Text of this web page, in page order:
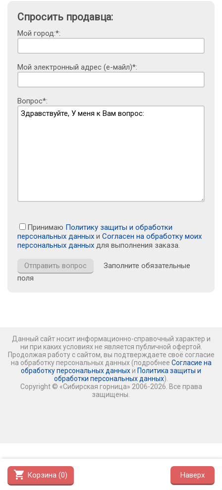
shopping_cart Корзина (0) Наверх
Спросить продавца:
Мой город:*:
Мой электронный адрес (е-майл)*:
Вопрос*:
Принимаю Политику защиты и обработки
персональных данных и Согласен на обработку моих
персональных данных для выполнения заказа.
Заполните обязательные
поля
Данный сайт носит информационно-справочный характер и
ни при каких условиях не является публичной офертой.
Продолжая работу с сайтом, вы подтверждаете своё согласие
на обработку персональных данных (подробнее Согласие на
обработку персональных данных и Политика защиты и
обработки персональных данных).
Copyright © «Сибирская горница» 2006-2026. Все права
защищены.